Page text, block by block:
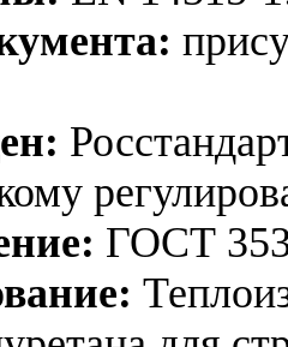
ГОСТ